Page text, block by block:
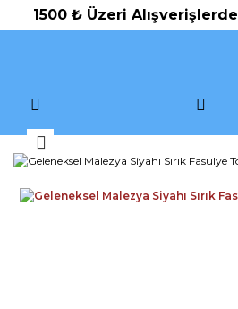
1500 ₺ Üzeri Alışverişlerde